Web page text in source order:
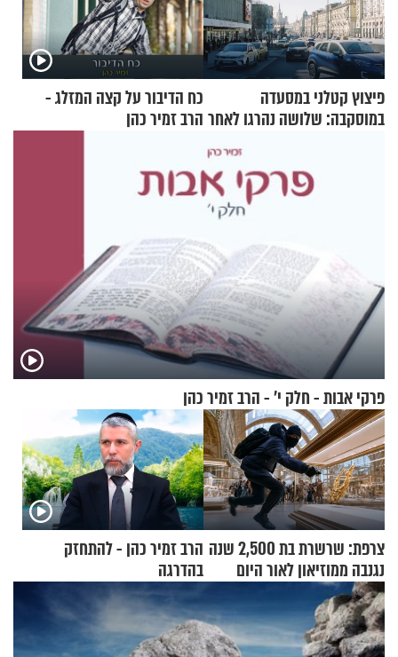
פיצוץ קטלני במסעדה
במוסקבה: שלושה נהרגו לאחר
כח הדיבור על קצה המזלג -
הרב זמיר כהן
פרקי אבות - חלק י’ - הרב זמיר כהן
צרפת: שרשרת בת 2,500 שנה
נגנבה ממוזיאון לאור היום
הרב זמיר כהן - להתחזק
בהדרגה